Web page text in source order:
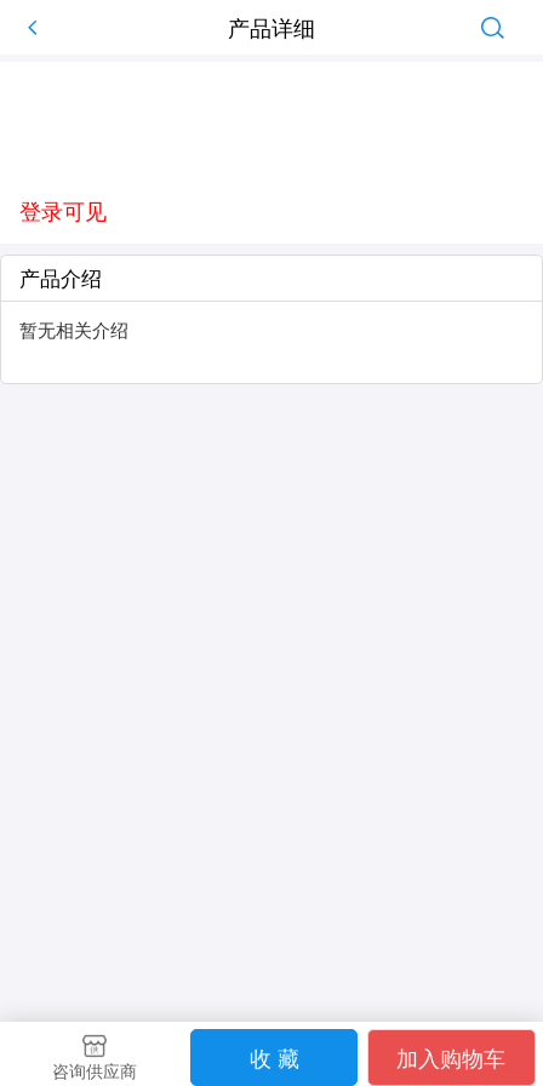
产品详细
登录可见
产品介绍
暂无相关介绍
咨询供应商 收 藏 加入购物车